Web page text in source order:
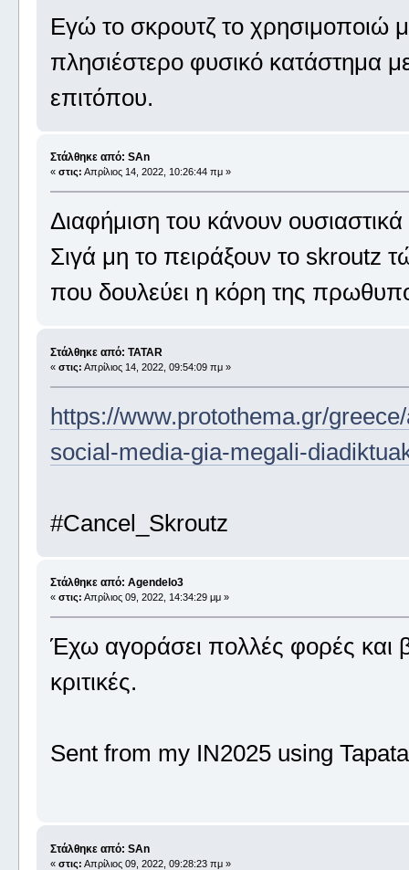
Εγώ το σκρουτζ το χρησιμοποιώ
πλησιέστερο φυσικό κατάστημα
επιτόπου.
Στάλθηκε από: SAn
« στις: Απρίλιος 14, 2022, 10:26:44 πμ »
Διαφήμιση του κάνουν
Σιγά μη το πειράξουν το skroutz
που δουλεύει η κόρη της
Στάλθηκε από: TATAR
« στις: Απρίλιος 14, 2022, 09:54:09 πμ »
https://www.protothema.gr/
social-media-gia-megali-
#Cancel_Skroutz
Στάλθηκε από: Agendelo3
« στις: Απρίλιος 09, 2022, 14:34:29 μμ »
Έχω αγοράσει πολλές φορές και
κριτικές.
Sent from my IN2025 using
Στάλθηκε από: SAn
« στις: Απρίλιος 09, 2022, 09:28:23 πμ »